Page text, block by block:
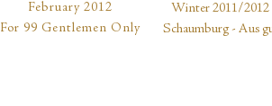
February 2012
For 99 Gentlemen Only
Winter 2011/2012
Schaumburg - Aus